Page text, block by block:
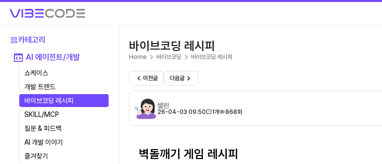
카테고리
AI 에이전트/개발
쇼케이스
개발 트랜드
바이브코딩 레시피
SKILL/MCP
질문 & 피드백
AI 개발 이야기
즐겨찾기
바이브코딩 레시피
Home 바이브코딩 바이브코딩 레시피
이전글 다음글
셀린
26-04-03 09:50 1개 868회
벽돌깨기 게임 레시피